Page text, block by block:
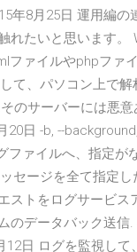
年8月25日 運用編
れたいと思います。
ファイルやphpファ
て、パソコン上で
のサーバーには悪
日 -b, --
ァイルへ、指定が
セージを全て指定
ストをログサービス
データバック送信
日 ログを監視し